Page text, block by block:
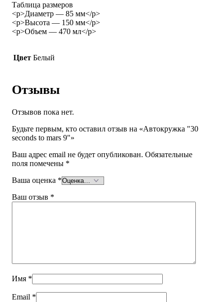
Таблица размеров
<p>Диаметр — 85 мм</p>
<p>Высота — 150 мм</p>
<p>Объем — 470 мл</p>
Цвет Белый
Отзывы
Отзывов пока нет.
Будьте первым, кто оставил отзыв на «Автокружка "30
seconds to mars 9"»
Ваш адрес email не будет опубликован. Обязательные
поля помечены *
Ваша оценка *
Ваш отзыв *
Имя *
Email *